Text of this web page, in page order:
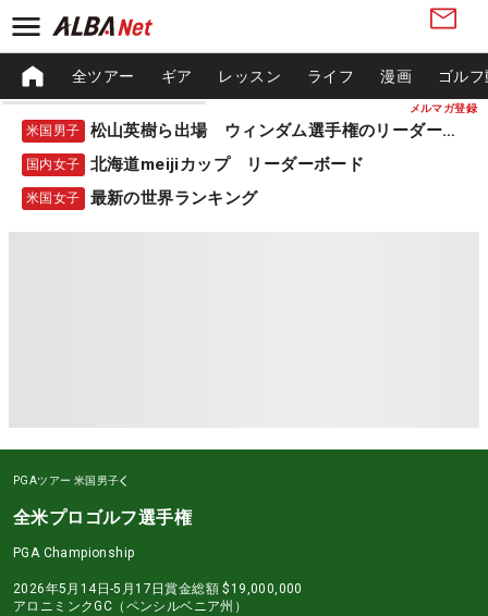
メルマガ登録
全ツアー ギア レッスン ライフ 漫画 ゴル
米国男子 松山英樹ら出場 ウィンダム選手権のリーダーボード
国内女子 北海道meijiカップ リーダーボード
米国女子 最新の世界ランキング
PGAツアー 米国男子
全米プロゴルフ選手権
PGA Championship
2026年5月14日-5月17日賞金総額 $19,000,000
アロニミンクGC（ペンシルベニア州）